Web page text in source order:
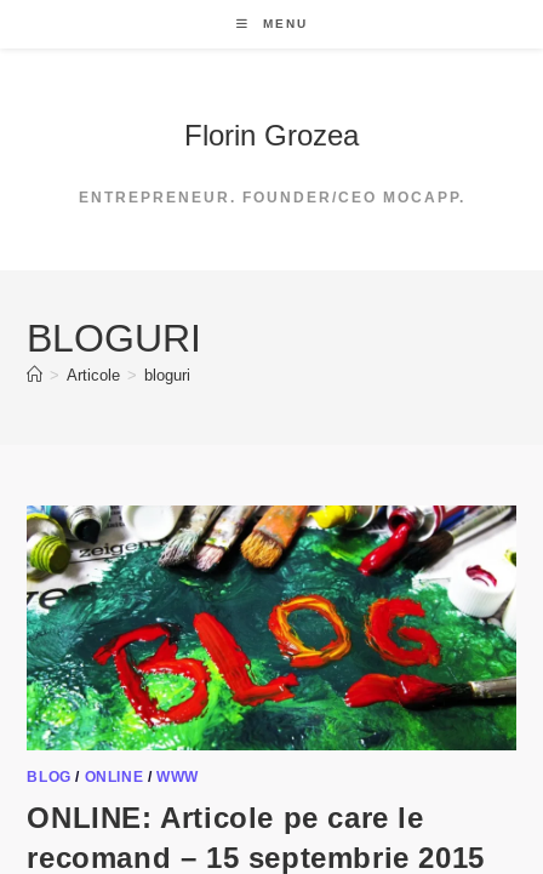
MENU
Florin Grozea
ENTREPRENEUR. FOUNDER/CEO MOCAPP.
BLOGURI
> Articole > bloguri
BLOG / ONLINE /WWW
ONLINE: Articole pe care le
recomand – 15 septembrie 2015